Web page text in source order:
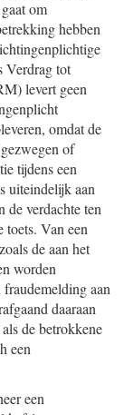
om
hebben
Verdrag tot
levert geen
omdat de
of
tijdens een
uiteindelijk aan
de verdachte ten
Van een
de aan het
worden
aan
daaraan
de betrokkene
een
een